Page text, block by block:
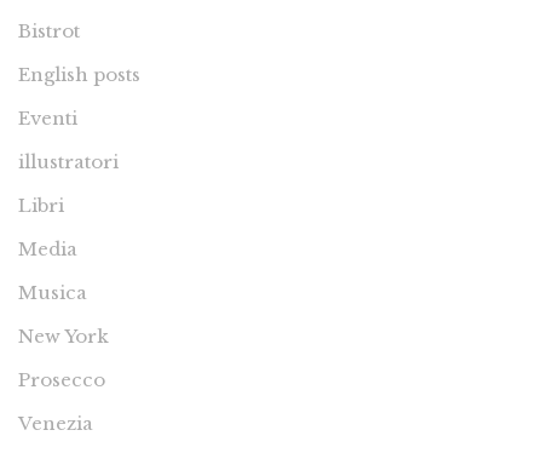
Bistrot
English posts
Eventi
illustratori
Libri
Media
Musica
New York
Prosecco
Venezia